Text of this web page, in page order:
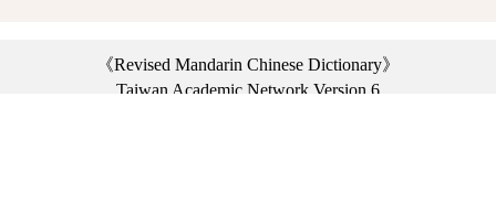
《Revised Mandarin Chinese Dictionary》
Taiwan Academic Network Version 6